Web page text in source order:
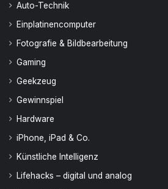
Auto-Technik
Einplatinencomputer
Fotografie & Bildbearbeitung
Gaming
Geekzeug
Gewinnspiel
Hardware
iPhone, iPad & Co.
Künstliche Intelligenz
Lifehacks – digital und analog